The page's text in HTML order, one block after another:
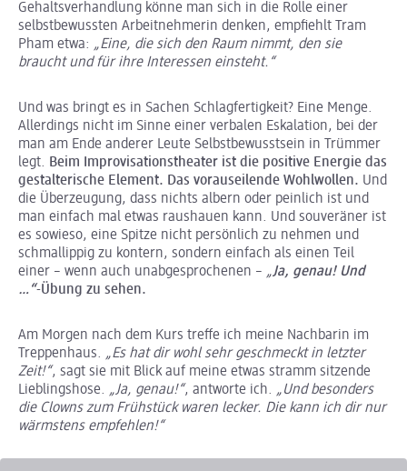
Gehaltsverhandlung könne man sich in die Rolle einer
selbstbewussten Arbeitnehmerin denken, empfiehlt Tram
Pham etwa: „Eine, die sich den Raum nimmt, den sie
braucht und für ihre Interessen einsteht.“
Und was bringt es in Sachen Schlagfertigkeit? Eine Menge.
Allerdings nicht im Sinne einer verbalen Eskalation, bei der
man am Ende anderer Leute Selbstbewusstsein in Trümmer
legt. Beim Improvisationstheater ist die positive Energie das
gestalterische Element. Das vorauseilende Wohlwollen. Und
die Überzeugung, dass nichts albern oder peinlich ist und
man einfach mal etwas raushauen kann. Und souveräner ist
es sowieso, eine Spitze nicht persönlich zu nehmen und
schmallippig zu kontern, sondern einfach als einen Teil
einer – wenn auch unabgesprochenen – „Ja, genau! Und
…“-Übung zu sehen.
Am Morgen nach dem Kurs treffe ich meine Nachbarin im
Treppenhaus. „Es hat dir wohl sehr geschmeckt in letzter
Zeit!“, sagt sie mit Blick auf meine etwas stramm sitzende
Lieblingshose. „Ja, genau!“, antworte ich. „Und besonders
die Clowns zum Frühstück waren lecker. Die kann ich dir nur
wärmstens empfehlen!“